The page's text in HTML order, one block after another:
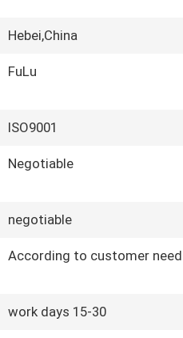
Hebei,China
FuLu
ISO9001
Negotiable
negotiable
According to customer
15-30 work days